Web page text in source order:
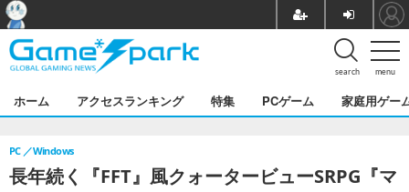
menu
search
ホーム アクセスランキング 特集 PCゲーム 家庭用ゲー
長年続く『FFT』風クォータービューSRPG『マ
PC Windows